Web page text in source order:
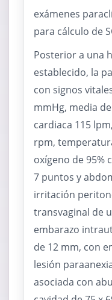
exámenes
para cálculo de
Posterior a una
establecido, la
con signos
mmHg, media
cardiaca 115
rpm,
oxígeno de 95%
7 puntos y
irritación
transvaginal de
embarazo
de 12 mm, con
lesión
asociada con